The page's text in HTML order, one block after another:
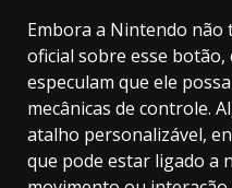
Embora a Nintendo
oficial sobre esse
especulam que ele
mecânicas de controle.
atalho personalizável,
que pode estar ligado a